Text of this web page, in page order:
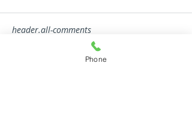
header.all-comments
Phone